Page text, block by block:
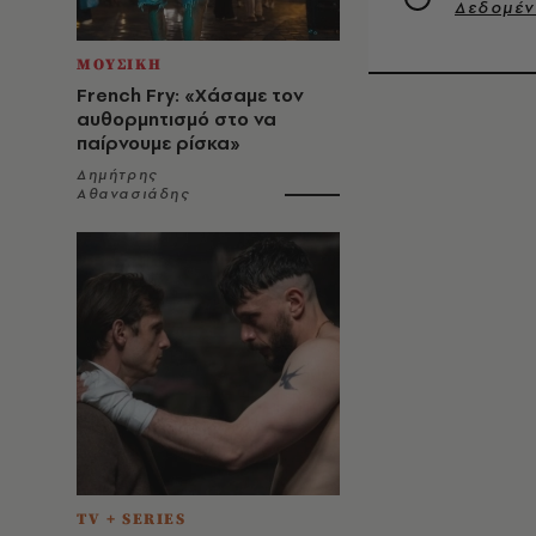
ΜΟΥΣΙΚΗ
French Fry: «Χάσαμε τον
αυθορμητισμό στο να
παίρνουμε ρίσκα»
Δημήτρης
Αθανασιάδης
TV + SERIES